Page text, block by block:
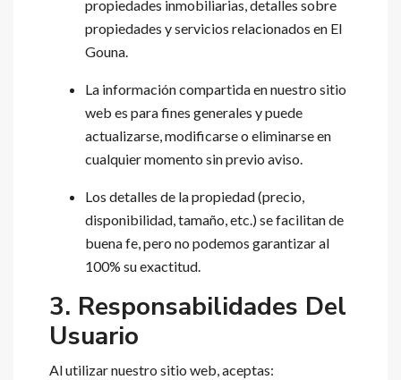
propiedades inmobiliarias, detalles sobre
propiedades y servicios relacionados en El
Gouna.
La información compartida en nuestro sitio
web es para fines generales y puede
actualizarse, modificarse o eliminarse en
cualquier momento sin previo aviso.
Los detalles de la propiedad (precio,
disponibilidad, tamaño, etc.) se facilitan de
buena fe, pero no podemos garantizar al
100% su exactitud.
3. Responsabilidades Del
Usuario
Al utilizar nuestro sitio web, aceptas: